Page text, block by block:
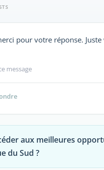
pour votre réponse.
message
aux meilleures
du Sud ?